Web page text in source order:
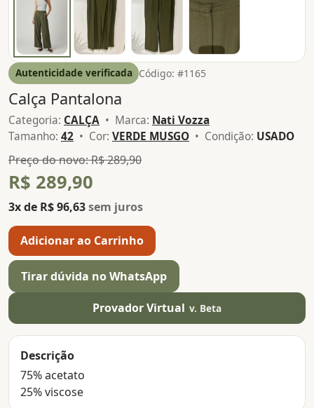
Autenticidade verificada Código: #1165
Calça Pantalona
Categoria: CALÇA • Marca: Nati Vozza
Tamanho: 42 • Cor: VERDE MUSGO • Condição: USADO
Preço do novo: R$ 289,90
R$ 289,90
3x de R$ 96,63sem juros
Adicionar ao Carrinho
Tirar dúvida no WhatsApp
Provador Virtual v. Beta
Descrição
75% acetato
25% viscose